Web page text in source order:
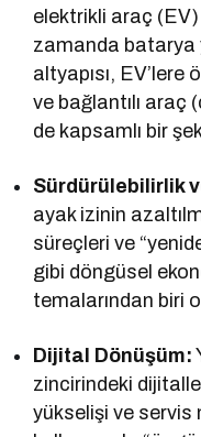
elektrikli araç (EV)
zamanda batarya
altyapısı, EV’lere
ve bağlantılı
de kapsamlı bir
Sürdürülebilirlik
ayak izinin
süreçleri ve
gibi döngüsel
temalarından biri
Dijital Dönüşüm:
zincirindeki
yükselişi ve servis